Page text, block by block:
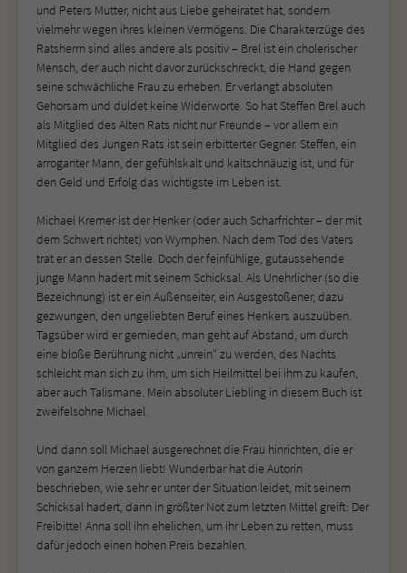
und Peters Mutter, nicht aus Liebe geheiratet hat, sondern
vielmehr wegen ihres kleinen Vermögens. Die Charakterzüge des
Ratsherrn sind alles andere als positiv – Brel ist ein cholerischer
Mensch, der auch nicht davor zurückschreckt, die Hand gegen
seine schwächliche Frau zu erheben. Er verlangt absoluten
Gehorsam und duldet keine Widerworte. So hat Steffen Brel auch
als Mitglied des Alten Rats nicht nur Freunde – vor allem ein
Mitglied des Jungen Rats ist sein erbitterter Gegner. Steffen, ein
arroganter Mann, der gefühlskalt und kaltschnäuzig ist, und für
den Geld und Erfolg das wichtigste im Leben ist.
Michael Kremer ist der Henker (oder auch Scharfrichter – der mit
dem Schwert richtet) von Wymphen. Nach dem Tod des Vaters
trat er an dessen Stelle. Doch der feinfühlige, gutaussehende
junge Mann hadert mit seinem Schicksal. Als Unehrlicher (so die
Bezeichnung) ist er ein Außenseiter, ein Ausgestoßener, dazu
gezwungen, den ungeliebten Beruf eines Henkers auszuüben.
Tagsüber wird er gemieden, man geht auf Abstand, um durch
eine bloße Berührung nicht „unrein“ zu werden, des Nachts
schleicht man sich zu ihm, um sich Heilmittel bei ihm zu kaufen,
aber auch Talismane. Mein absoluter Liebling in diesem Buch ist
zweifelsohne Michael.
Und dann soll Michael ausgerechnet die Frau hinrichten, die er
von ganzem Herzen liebt! Wunderbar hat die Autorin
beschrieben, wie sehr er unter der Situation leidet, mit seinem
Schicksal hadert, dann in größter Not zum letzten Mittel greift: Der
Freibitte! Anna soll ihn ehelichen, um ihr Leben zu retten, muss
dafür jedoch einen hohen Preis bezahlen.